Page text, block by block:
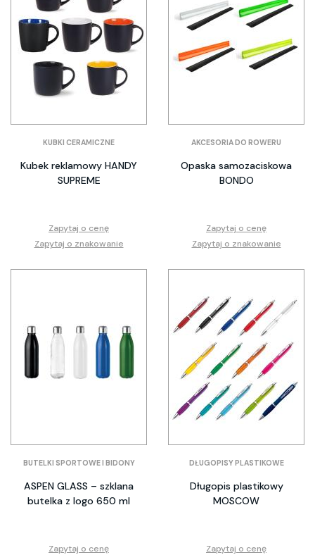
KUBKI CERAMICZNE
Kubek reklamowy HANDY
SUPREME
Zapytaj o cenę
Zapytaj o znakowanie
AKCESORIA DO ROWERU
Opaska samozaciskowa
BONDO
Zapytaj o cenę
Zapytaj o znakowanie
BUTELKI SPORTOWE I BIDONY
ASPEN GLASS – szklana
butelka z logo 650 ml
Zapytaj o cenę
DŁUGOPISY PLASTIKOWE
Długopis plastikowy
MOSCOW
Zapytaj o cenę